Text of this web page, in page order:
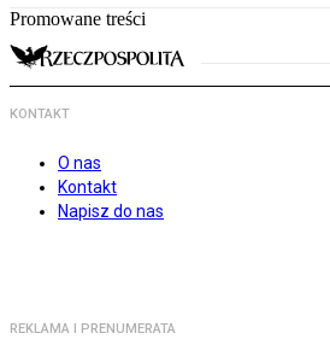
Promowane treści
KONTAKT
O nas
Kontakt
Napisz do nas
REKLAMA I PRENUMERATA